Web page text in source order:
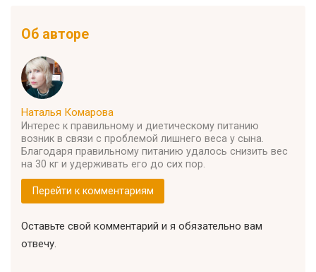
Об авторе
Наталья Комарова
Интерес к правильному и диетическому питанию
возник в связи с проблемой лишнего веса у сына.
Благодаря правильному питанию удалось снизить вес
на 30 кг и удерживать его до сих пор.
Перейти к комментариям
Оставьте свой комментарий и я обязательно вам
отвечу.